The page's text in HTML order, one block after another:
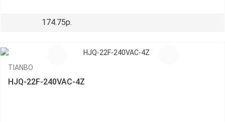
174.75р.
TIANBO
HJQ-22F-240VAC-4Z